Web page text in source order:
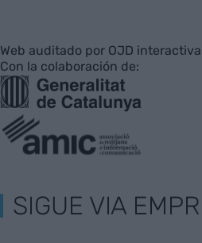
Web auditado por OJD interactiva
Con la colaboración de:
SIGUE VIA